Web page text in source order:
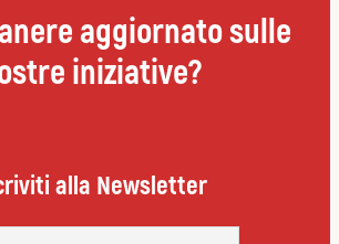
aggiornato sulle
iniziative?
alla Newsletter